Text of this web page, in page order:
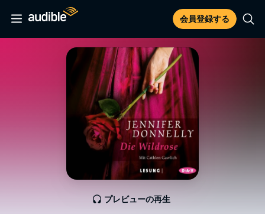
会員登録する
プレビューの再生